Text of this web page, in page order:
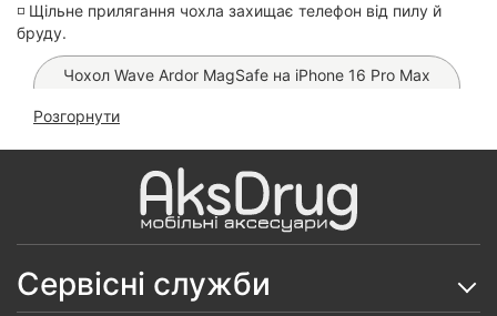
◽️ Щільне прилягання чохла захищає телефон від пилу й
бруду.
Чохол Wave Ardor MagSafe на iPhone 16 Pro Max
Чохол WAVE Gleam MagSafe на iPhone 16 Pro Max
(Blue Stripes)
Чохол FIBRA Silicone OmniMag на iPhone 16 Pro
Max (Milk White)
Розгорнути
Сервісні служби